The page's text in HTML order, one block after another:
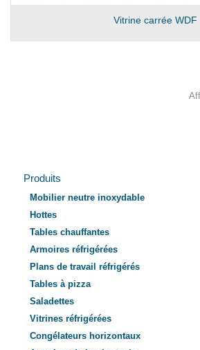
Vitrine carrée WDF
Produits
Mobilier neutre inoxydable
Hottes
Tables chauffantes
Armoires réfrigérées
Plans de travail réfrigérés
Tables à pizza
Saladettes
Vitrines réfrigérées
Congélateurs horizontaux